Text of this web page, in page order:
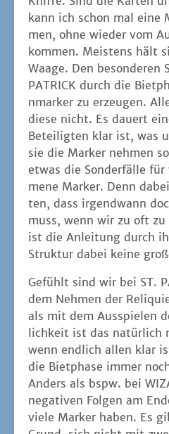
ten, dass irgend­wann
muss, wenn wir zu oft
ist die Anlei­tung durch
Struk­tur dabei kei­ne
Gefühlt sind wir bei ST.
dem Neh­men der
als mit dem Aus­spie­len
lich­keit ist das natür­lich
wenn end­lich allen klar
die Biet­pha­se immer
Anders als bspw. bei
nega­ti­ven Fol­gen am
vie­le Mar­ker haben. Es
Grund, sich nicht mit
si­chern. Schließ­lich
habe ich zumin­dest die
gert, denen dann die
der Biet­pha­se anfangs
der ein­stei­gen kann,
ein­mal abwar­ten und
bedie­nen. Waren in der
habe ich somit immer
punk­te erhal­ten als die
vor allem die Leu­te in